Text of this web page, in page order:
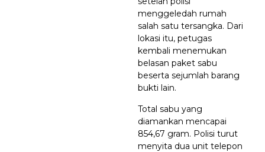
menggeledah rumah
salah satu tersangka. Dari
lokasi itu, petugas
kembali menemukan
belasan paket sabu
beserta sejumlah barang
bukti lain.
Total sabu yang
diamankan mencapai
854,67 gram. Polisi turut
menyita dua unit telepon